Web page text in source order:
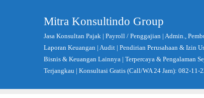
Mitra Konsultindo Group
Jasa Konsultan Pajak | Payroll / Penggajian | Admin.,
Laporan Keuangan | Audit | Pendirian Perusahaan & Izin
Bisnis & Keuangan Lainnya | Terpercaya & Pengalaman
Terjangkau | Konsultasi Gratis (Call/WA 24 Jam): 082-11-